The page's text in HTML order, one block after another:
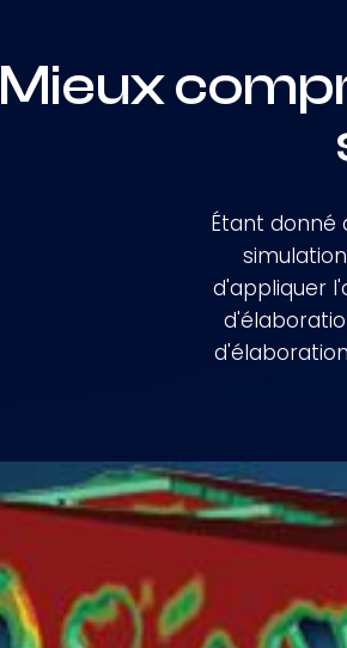
Mieux
Étant donné
d'appliquer